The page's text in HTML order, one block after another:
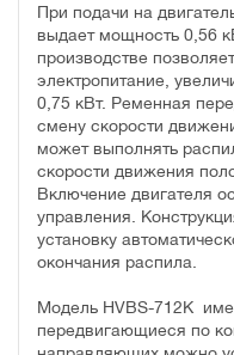
При подачи на
выдает мощность 0,56
производстве
электропитание,
0,75 кВт. Ременная
смену скорости
может выполнять
скорости движения
Включение двигателя
управления.
установку
окончания распила.
Модель HVBS-712K
передвигающиеся по